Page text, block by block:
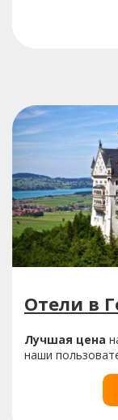
Отели в
Лучшая цена
наши